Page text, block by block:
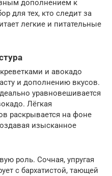
дополнением к
для тех, кто следит за
легкие и питательные
и авокадо
и дополнению вкусов.
уравновешивается
Лёгкая
раскрывается на фоне
изысканное
роль. Сочная, упругая
с бархатистой, тающей